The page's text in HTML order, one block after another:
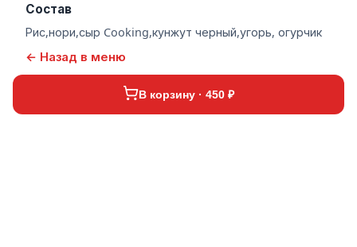
Состав
Рис,нори,сыр Cooking,кунжут черный,угорь, огурчик
← Назад в меню
В корзину · 450 ₽